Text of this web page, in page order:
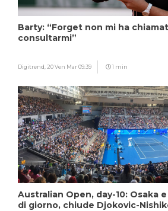
Barty: “Forget non mi ha
consultarmi”
Digitrend, 20 Ven Mar 09:39 1 min
Australian Open, day-10: Osaka
di giorno, chiude Djokovic-